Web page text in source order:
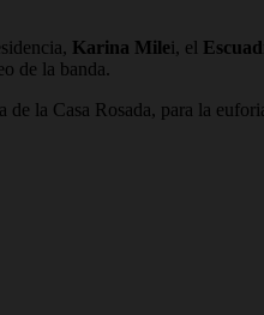
Karina Milei, el
de la banda.
la Casa Rosada, para la